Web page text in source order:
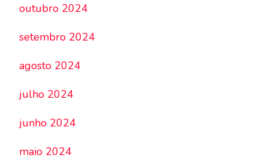
outubro 2024
setembro 2024
agosto 2024
julho 2024
junho 2024
maio 2024